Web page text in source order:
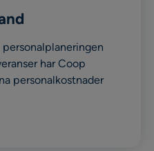
har Coop
personalkostnader